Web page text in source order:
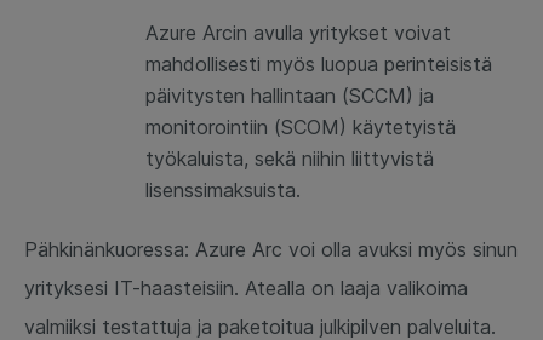
Azure Arcin avulla yritykset voivat
mahdollisesti myös luopua perinteisistä
päivitysten hallintaan (SCCM) ja
monitorointiin (SCOM) käytetyistä
työkaluista, sekä niihin liittyvistä
lisenssimaksuista.
Pähkinänkuoressa: Azure Arc voi olla avuksi myös sinun
yrityksesi IT-haasteisiin. Atealla on laaja valikoima
valmiiksi testattuja ja paketoitua julkipilven palveluita.